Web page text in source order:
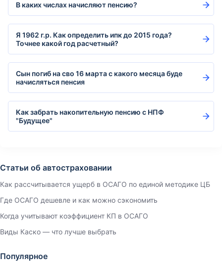
В каких числах начисляют пенсию?
Я 1962 г.р. Как определить ипк до 2015 года?
Точнее какой год расчетный?
Сын погиб на сво 16 марта с какого месяца буде
начисляться пенсия
Как забрать накопительную пенсию с НПФ
"Будущее"
Статьи об автостраховании
Как рассчитывается ущерб в ОСАГО по единой методике ЦБ
Где ОСАГО дешевле и как можно сэкономить
Когда учитывают коэффициент КП в ОСАГО
Виды Каско — что лучше выбрать
Популярное